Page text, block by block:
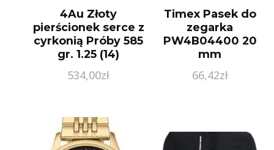
4Au Złoty
pierścionek serce z
cyrkonią Próby 585
gr. 1.25 (14)
534,00zł
Timex Pasek do
zegarka
PW4B04400 20
mm
66,42zł